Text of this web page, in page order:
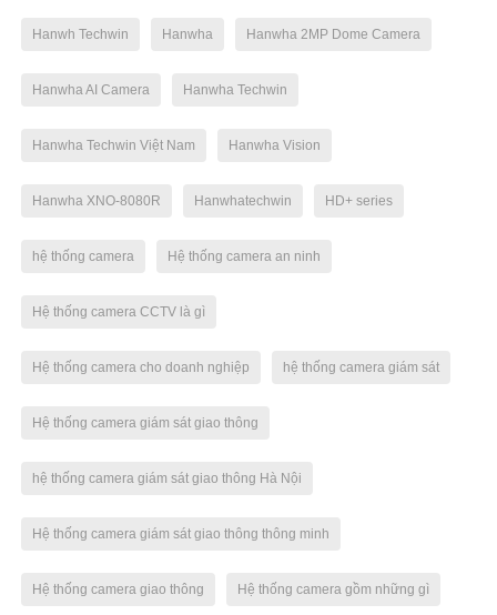
Hanwh Techwin Hanwha Hanwha 2MP Dome Camera
Hanwha AI Camera Hanwha Techwin
Hanwha Techwin Việt Nam Hanwha Vision
Hanwha XNO-8080R Hanwhatechwin HD+ series
hệ thống camera Hệ thống camera an ninh
Hệ thống camera CCTV là gì
Hệ thống camera cho doanh nghiệp hệ thống camera giám sát
Hệ thống camera giám sát giao thông
hệ thống camera giám sát giao thông Hà Nội
Hệ thống camera giám sát giao thông thông minh
Hệ thống camera giao thông Hệ thống camera gồm những gì